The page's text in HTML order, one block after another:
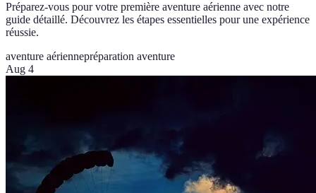
Préparez-vous pour votre première aventure aérienne avec notre
guide détaillé. Découvrez les étapes essentielles pour une expérience
réussie.
aventure aériennepréparation aventure
Aug 4